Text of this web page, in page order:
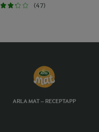
(47)
ARLA MAT – RECEPTAPP